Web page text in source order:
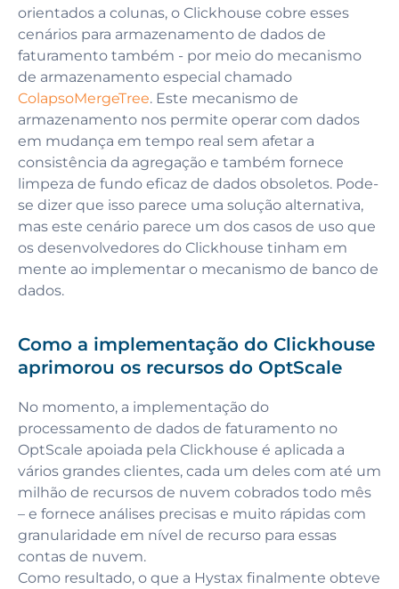
orientados a colunas, o Clickhouse cobre esses
cenários para armazenamento de dados de
faturamento também - por meio do mecanismo
de armazenamento especial chamado
ColapsoMergeTree. Este mecanismo de
armazenamento nos permite operar com dados
em mudança em tempo real sem afetar a
consistência da agregação e também fornece
limpeza de fundo eficaz de dados obsoletos. Pode-
se dizer que isso parece uma solução alternativa,
mas este cenário parece um dos casos de uso que
os desenvolvedores do Clickhouse tinham em
mente ao implementar o mecanismo de banco de
dados.
Como a implementação do Clickhouse
aprimorou os recursos do OptScale
No momento, a implementação do
processamento de dados de faturamento no
OptScale apoiada pela Clickhouse é aplicada a
vários grandes clientes, cada um deles com até um
milhão de recursos de nuvem cobrados todo mês
– e fornece análises precisas e muito rápidas com
granularidade em nível de recurso para essas
contas de nuvem.
Como resultado, o que a Hystax finalmente obteve